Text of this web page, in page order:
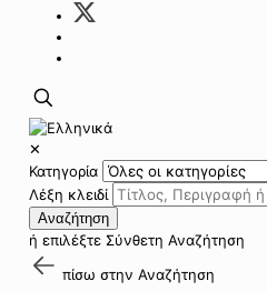
✕
Κατηγορία
Λέξη κλειδί
Αναζήτηση
ή επιλέξτε Σύνθετη Αναζήτηση
πίσω στην Αναζήτηση